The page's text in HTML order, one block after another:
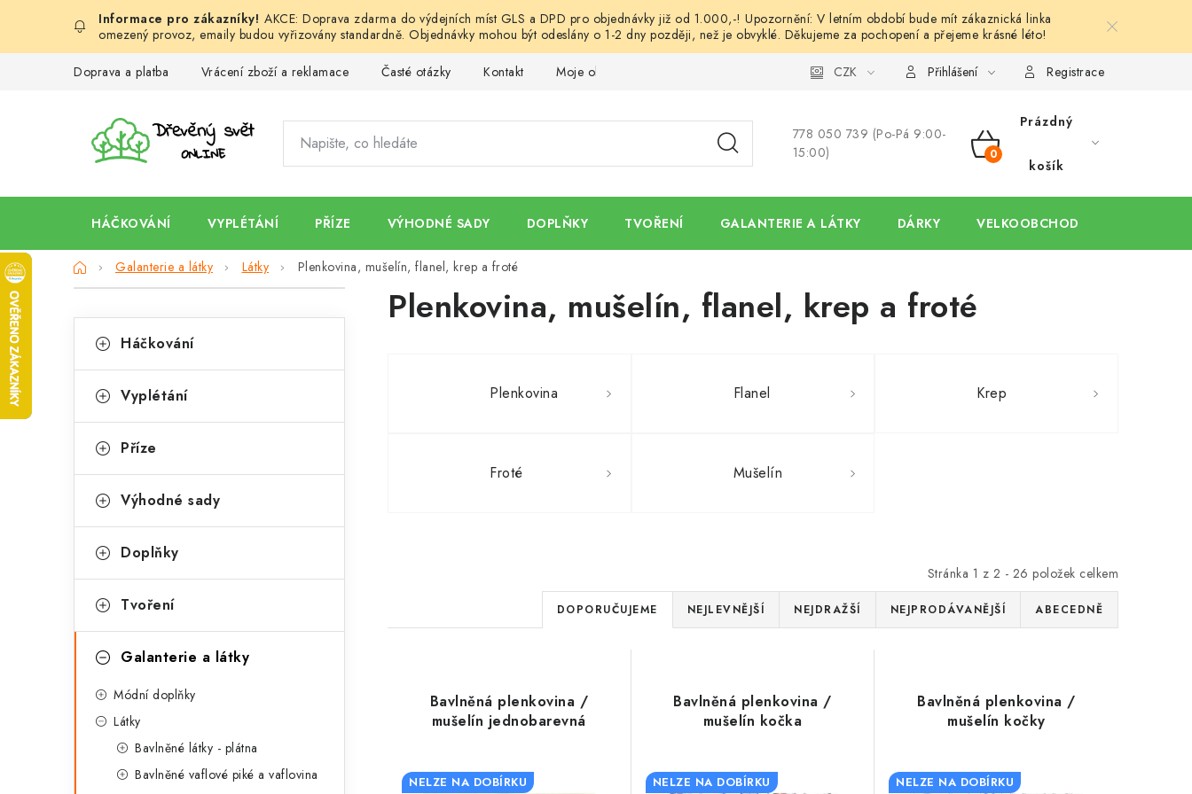
obsah
AKCE: Doprava zdarma do výdejních míst GLS a DPD pro objednávky již od 1.000,-! Upozornění: V letním období bude mít zákaznická linka
omezený provoz, emaily budou vyřizovány standardně. Objednávky mohou být odeslány o 1-2 dny později, než je obvyklé. Děkujeme za pochopení a přejeme krásné léto!
Doprava a platba Vrácení zboží a reklamace Časté otázky Kontakt Moje objednávka Ochrana osobních údajů Hodnocení obchodu
CZK Přihlášení Registrace
778 050 739 (Po-Pá 9:00-
15:00)
NÁKUPNÍ
Prázdný
košík
HÁČKOVÁNÍ VYPLÉTÁNÍ PŘÍZE VÝHODNÉ SADY DOPLŇKY TVOŘENÍ GALANTERIE A LÁTKY DÁRKY VELKOOBCHOD
DomůGalanterie a látky Látky Plenkovina, mušelín, flanel, krep a froté
P
s
a
n
í
a
kategorie
a
e
o
i
Háčkování
Vyplétání
Příze
Výhodné sady
Doplňky
Tvoření
Galanterie a látky
Módní doplňky
Látky
Bavlněné látky - plátna
Bavlněné vaflové piké a vaflovina
Plenkovina, mušelín, flanel, krep a froté
Plenkovina Flanel Krep
Froté Mušelín
Stránka 1 z 2 - 26 položek celkem
Ř
a
e
DOPORUČUJEME NEJLEVNĚJŠÍ NEJDRAŽŠÍ NEJPRODÁVANĚJŠÍ ABECEDNĚ
Bavlněná plenkovina /
mušelín jednobarevná
NELZE NA DOBÍRKU
Bavlněná plenkovina /
mušelín kočka
NELZE NA DOBÍRKU
Bavlněná plenkovina /
mušelín kočky
NELZE NA DOBÍRKU